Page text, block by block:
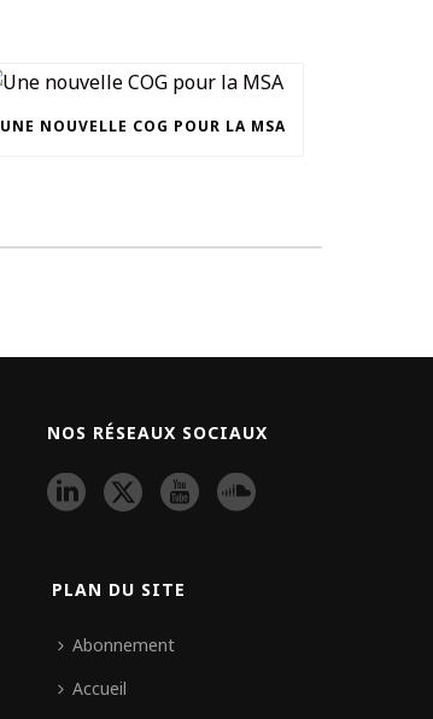
UNE NOUVELLE COG POUR LA MSA
NOS RÉSEAUX SOCIAUX
PLAN DU SITE
Abonnement
Accueil